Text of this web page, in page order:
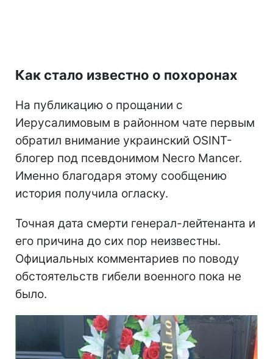
Как стало известно о похоронах
На публикацию о прощании с
Иерусалимовым в районном чате первым
обратил внимание украинский OSINT-
блогер под псевдонимом Necro Mancer.
Именно благодаря этому сообщению
история получила огласку.
Точная дата смерти генерал-лейтенанта и
его причина до сих пор неизвестны.
Официальных комментариев по поводу
обстоятельств гибели военного пока не
было.